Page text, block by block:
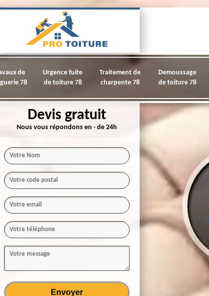
de
78
Urgence fuite
de toiture 78
Traitement de
charpente 78
Demoussage
de toiture 78
Devis gratuit
Nous vous répondons en - de 24h